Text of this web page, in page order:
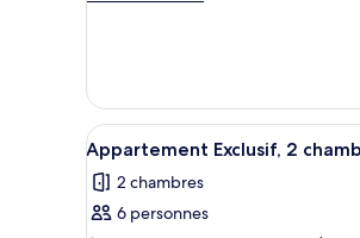
de
type
de
chambre
Studio
Afficher
toutes
les
photos
21
Appartement Exclusif, 2
2 chambres
6 personnes